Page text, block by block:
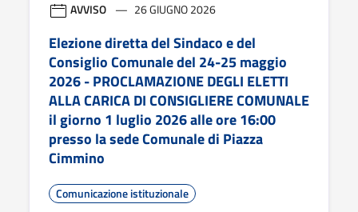
AVVISO 26 GIUGNO 2026
Elezione diretta del Sindaco e del
Consiglio Comunale del 24-25 maggio
2026 - PROCLAMAZIONE DEGLI ELETTI
ALLA CARICA DI CONSIGLIERE COMUNALE
il giorno 1 luglio 2026 alle ore 16:00
presso la sede Comunale di Piazza
Cimmino
Comunicazione istituzionale